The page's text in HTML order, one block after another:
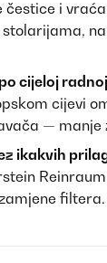
čestice i
stolarijama,
cijeloj
cijevi
— manje
ikakvih
filtera.